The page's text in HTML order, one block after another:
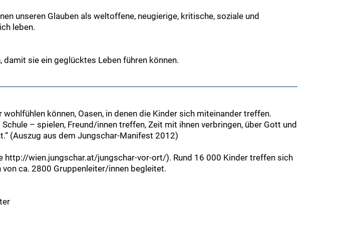
unseren Glauben als weltoffene, neugierige, kritische, soziale und
leben.
sie ein geglücktes Leben führen können.
können, Oasen, in denen die Kinder sich miteinander treffen.
– spielen, Freund/innen treffen, Zeit mit ihnen verbringen, über Gott und
(Auszug aus dem Jungschar-Manifest 2012)
http://wien.jungschar.at/jungschar-vor-ort/). Rund 16 000 Kinder treffen sich
ca. 2800 Gruppenleiter/innen begleitet.